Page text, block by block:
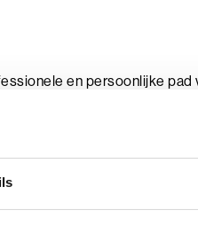
en persoonlijke pad
in een routine.
professional, maar